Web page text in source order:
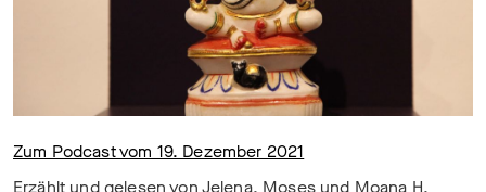
Zum Podcast vom 19. Dezember 2021
Erzählt und gelesen von Jelena, Moses und Moana H.